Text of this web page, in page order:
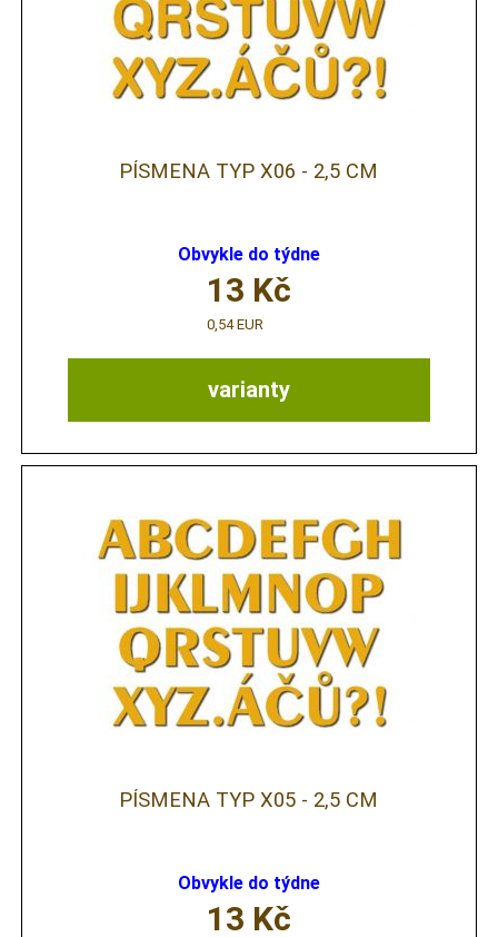
PÍSMENA TYP X06 - 2,5 CM
Obvykle do týdne
varianty
13 Kč
0,54 EUR
PÍSMENA TYP X05 - 2,5 CM
Obvykle do týdne
13 Kč